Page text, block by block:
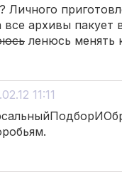
Личного
архивы пакует
ленюсь менять
11:11